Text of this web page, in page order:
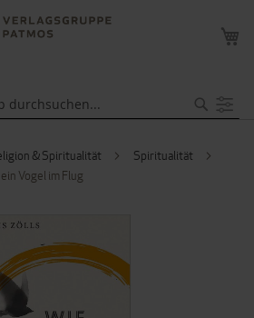
& Spiritualität
Spiritualität
Vogel im Flug
DER
BILDERGALERIE